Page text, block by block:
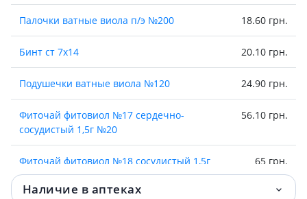
Палочки ватные виола п/э №200 18.60 грн.
Бинт ст 7х14 20.10 грн.
Подушечки ватные виола №120 24.90 грн.
Фиточай фитовиол №17 сердечно-
сосудистый 1,5г №20
56.10 грн.
Фиточай фитовиол №18 сосудистый 1,5г
№20
65 грн.
Наличие в аптеках